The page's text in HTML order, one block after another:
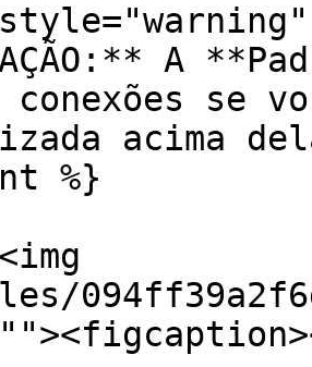
A
conexões se
acima
%}